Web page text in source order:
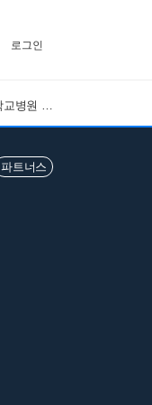
로그인
[2026 합격인증O] 전북대학교병원 간호사 채용 대비 필기+면접 기출 정리
파트너스